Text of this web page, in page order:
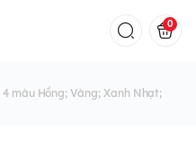
0
màu Hồng; Vàng; Xanh Nhạt;